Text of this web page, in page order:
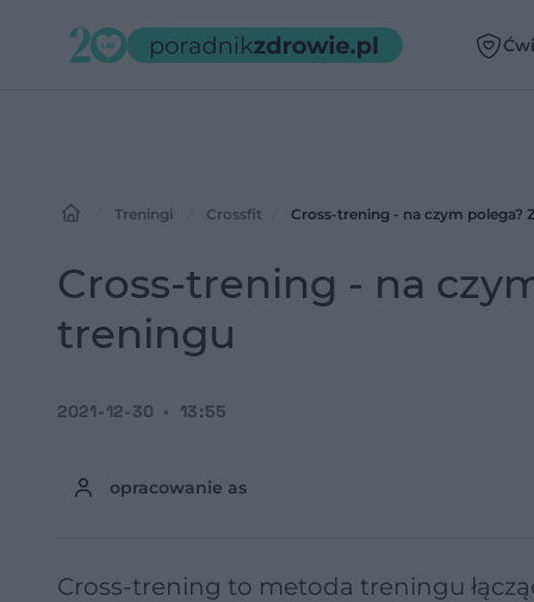
Treningi Crossfit Cross-trening - na czym polega?
Cross-trening - na
treningu
opracowanie as
2021-12-30 13:55
Cross-trening to metoda treningu